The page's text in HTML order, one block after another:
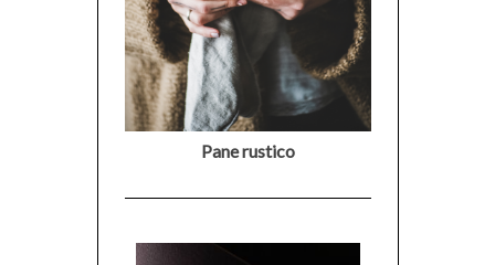
Pane rustico